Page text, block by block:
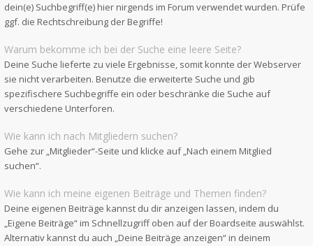
dein(e) Suchbegriff(e) hier nirgends im Forum verwendet wurden. Prüfe
ggf. die Rechtschreibung der Begriffe!
Warum bekomme ich bei der Suche eine leere Seite?
Deine Suche lieferte zu viele Ergebnisse, somit konnte der Webserver
sie nicht verarbeiten. Benutze die erweiterte Suche und gib
spezifischere Suchbegriffe ein oder beschränke die Suche auf
verschiedene Unterforen.
Wie kann ich nach Mitgliedern suchen?
Gehe zur „Mitglieder“-Seite und klicke auf „Nach einem Mitglied
suchen“.
Wie kann ich meine eigenen Beiträge und Themen finden?
Deine eigenen Beiträge kannst du dir anzeigen lassen, indem du
„Eigene Beiträge“ im Schnellzugriff oben auf der Boardseite auswählst.
Alternativ kannst du auch „Deine Beiträge anzeigen“ in deinem